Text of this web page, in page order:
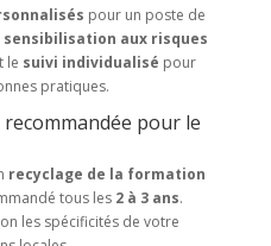
pour un poste de
sensibilisation aux risques
le suivi individualisé pour
pratiques.
pour le
recyclage de la formation
tous les 2 à 3 ans.
les spécificités de votre